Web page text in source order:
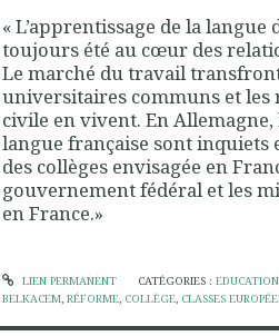
« L’apprentissage de la
toujours été au cœur des
Le marché du travail
universitaires communs et les
civile en vivent. En Allemagne,
langue française sont inquiets
des collèges envisagée en
gouvernement fédéral et les
en France.»
LIEN PERMANENT CATÉGORIES : EDUCATION
BELKACEM, RÉFORME, COLLÈGE, CLASSES